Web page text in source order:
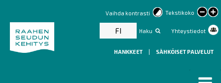
Tekstikoko
text
Vaihda kontrasti
Haku Yhteystiedot
FI
HANKKEET | SÄHKÖISET PALVELUT